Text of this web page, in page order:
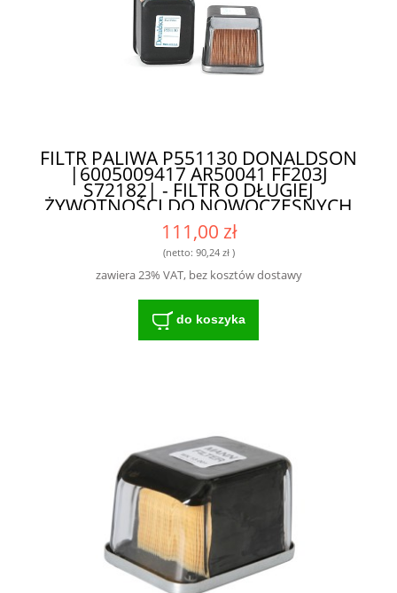
FILTR PALIWA P551130 DONALDSON
|6005009417 AR50041 FF203J
S72182| - FILTR O DŁUGIEJ
ŻYWOTNOŚCI DO NOWOCZESNYCH
MASZYN
111,00 zł
(netto: 90,24 zł)
zawiera 23% VAT, bez kosztów dostawy
do koszyka